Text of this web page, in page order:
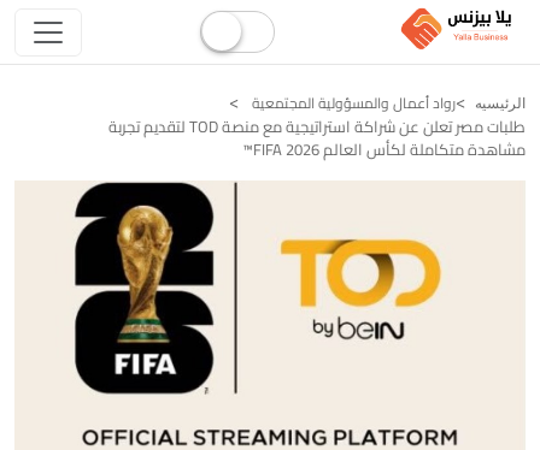
الرئيسيه رواد أعمال والمسؤولية المجتمعية
طلبات مصر تعلن عن شراكة استراتيجية مع منصة TOD لتقديم تجربة
مشاهدة متكاملة لكأس العالم FIFA 2026™️